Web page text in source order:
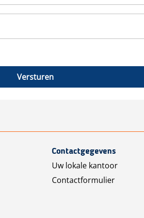
Versturen
Contactgegevens
Uw lokale kantoor
Contactformulier